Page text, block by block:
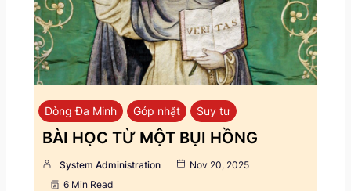
Dòng Đa Minh Góp nhặt Suy tư
BÀI HỌC TỪ MỘT BỤI HỒNG
System Administration
Nov 20, 2025
6 Min Read